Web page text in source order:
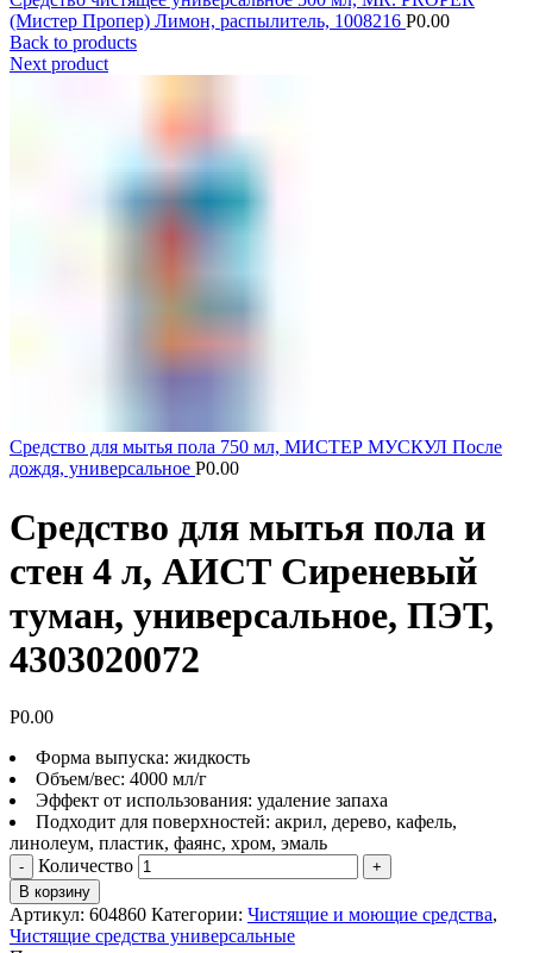
(Мистер Пропер) Лимон, распылитель, 1008216 Р0.00
Back to products
Next product
Средство для мытья пола 750 мл, МИСТЕР МУСКУЛ После
дождя, универсальное Р0.00
Средство для мытья пола и
стен 4 л, АИСТ Сиреневый
туман, универсальное, ПЭТ,
4303020072
Р0.00
Форма выпуска: жидкость
Объем/вес: 4000 мл/г
Эффект от использования: удаление запаха
Подходит для поверхностей: акрил, дерево, кафель,
линолеум, пластик, фаянс, хром, эмаль
Количество
В корзину
Артикул: 604860 Категории: Чистящие и моющие средства,
Чистящие средства универсальные